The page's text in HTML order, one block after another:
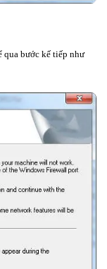
qua bước kế tiếp như